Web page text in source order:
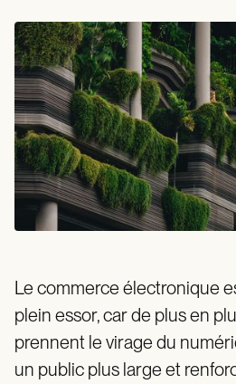
Le commerce électronique
plein essor, car de plus en
prennent le virage du
un public plus large et